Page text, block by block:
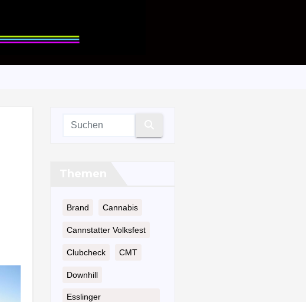
Brand Cannabis
Cannstatter Volksfest
Clubcheck CMT
Downhill
Esslinger